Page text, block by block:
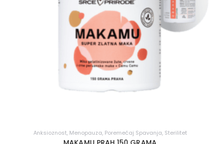
Anksioznost, Menopauza, Poremećaj Spavanja, Sterilitet